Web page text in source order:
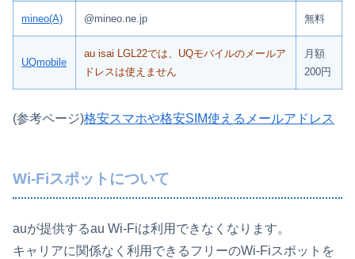
mineo(A) @mineo.ne.jp 無料
UQmobile
au isai LGL22では、UQモバイルのメールア
ドレスは使えません
月額
200円
(参考ページ)格安スマホや格安SIM使えるメールアドレス
Wi-Fiスポットについて
auが提供するau Wi-Fiは利用できなくなります。
キャリアに関係なく利用できるフリーのWi-Fiスポットを